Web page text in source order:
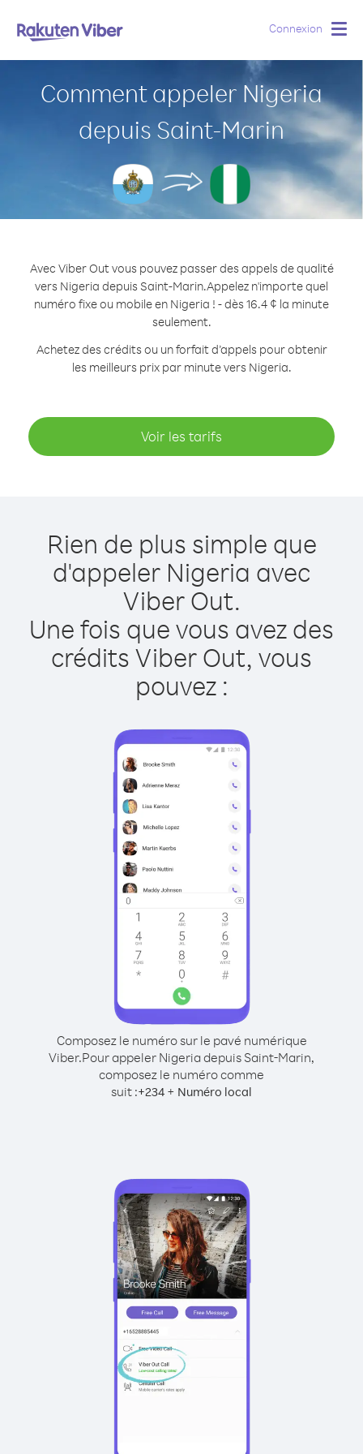
Connexion
Comment appeler Nigeria
depuis Saint-Marin
Avec Viber Out vous pouvez passer des appels de qualité
vers Nigeria depuis Saint-Marin.Appelez n'importe quel
numéro fixe ou mobile en Nigeria ! - dès 16.4 ¢ la minute
seulement.
Achetez des crédits ou un forfait d’appels pour obtenir
les meilleurs prix par minute vers Nigeria.
Voir les tarifs
Rien de plus simple que
d'appeler Nigeria avec
Viber Out.
Une fois que vous avez des
crédits Viber Out, vous
pouvez :
Composez le numéro sur le pavé numérique
Viber.Pour appeler Nigeria depuis Saint-Marin,
composez le numéro comme
suit :+234 + Numéro local